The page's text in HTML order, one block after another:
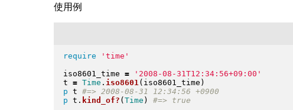
使用例
require
'time'
iso8601_time =
'2008-08-31T12:34:56+09:00'
t = Time . iso8601( iso8601_time )
p t
p t . kind_of? ( Time )